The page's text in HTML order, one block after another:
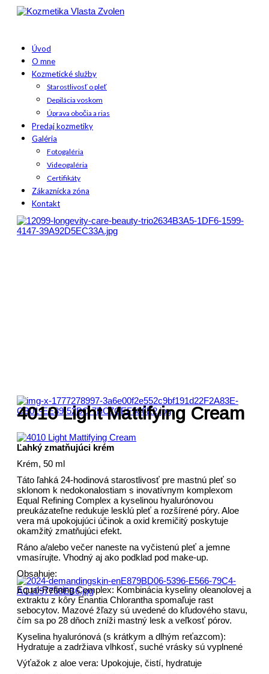
Úvod
O mne
Kozmetické služby
Starostlivosť o pleť
Depilácia voskom
Úprava obočia a rias
Predaj kozmetiky
Galéria
Fotogaléria
Videogaléria
Certifikáty
Zákaznícka zóna
Kontakt
4010 Light Mattifying Cream
Ľahký zmatňujúci krém
Krém, 50 ml
Táto ľahká 24-hodinová starostlivosť pre mastnú pleť so
sklonom k ​​nedokonalostiam s inovatívnym komplexom
Equal Refining Complex a kyselinou hyalurónovou
preukázateľne redukuje lesklú pleť a rozšírené póry. Aloe
vera má upokojujúci účinok a oxid kremičitý poskytuje
okamžitý zmatňujúci efekt.
Ráno a/alebo večer naneste na vyčistenú pleť a jemne
vmasírujte. Vhodný aj ako podklad pod make-up.
Obsahuje:
Equal-Refining Complex: Kombinácia kyseliny oleanolovej a
extraktu z kôry Enantia Chlorantha spomaľuje rast
sebocytov. Mazové žľazy sú uvedené do kľudového stavu,
čím sa po 28 dňoch zníži mastný lesk a veľkosť pórov.
Kyselina hyalurónová (s krátkym a dlhým reťazcom):
Hydratuje a zadržiava vlhkosť, suché vrásky sú vyplnené
Výťažok z aloe vera: Upokojuje, čistí, hydratuje